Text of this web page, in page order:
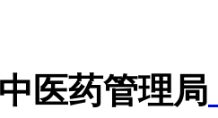
医药管理局